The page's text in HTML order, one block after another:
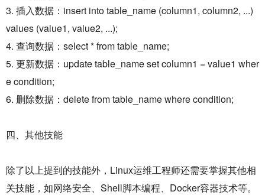
3. 插入数据：insert into table_name (column1, column2, ...)
values (value1, value2, ...);
4. 查询数据：select * from table_name;
5. 更新数据：update table_name set column1 = value1 wher
e condition;
6. 删除数据：delete from table_name where condition;
四、其他技能
除了以上提到的技能外，Linux运维工程师还需要掌握其他相
关技能，如网络安全、Shell脚本编程、Docker容器技术等。